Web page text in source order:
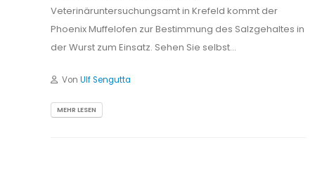
Veterinäruntersuchungsamt in Krefeld kommt der
Phoenix Muffelofen zur Bestimmung des Salzgehaltes in
der Wurst zum Einsatz. Sehen Sie selbst…
Von Ulf Sengutta
MEHR LESEN